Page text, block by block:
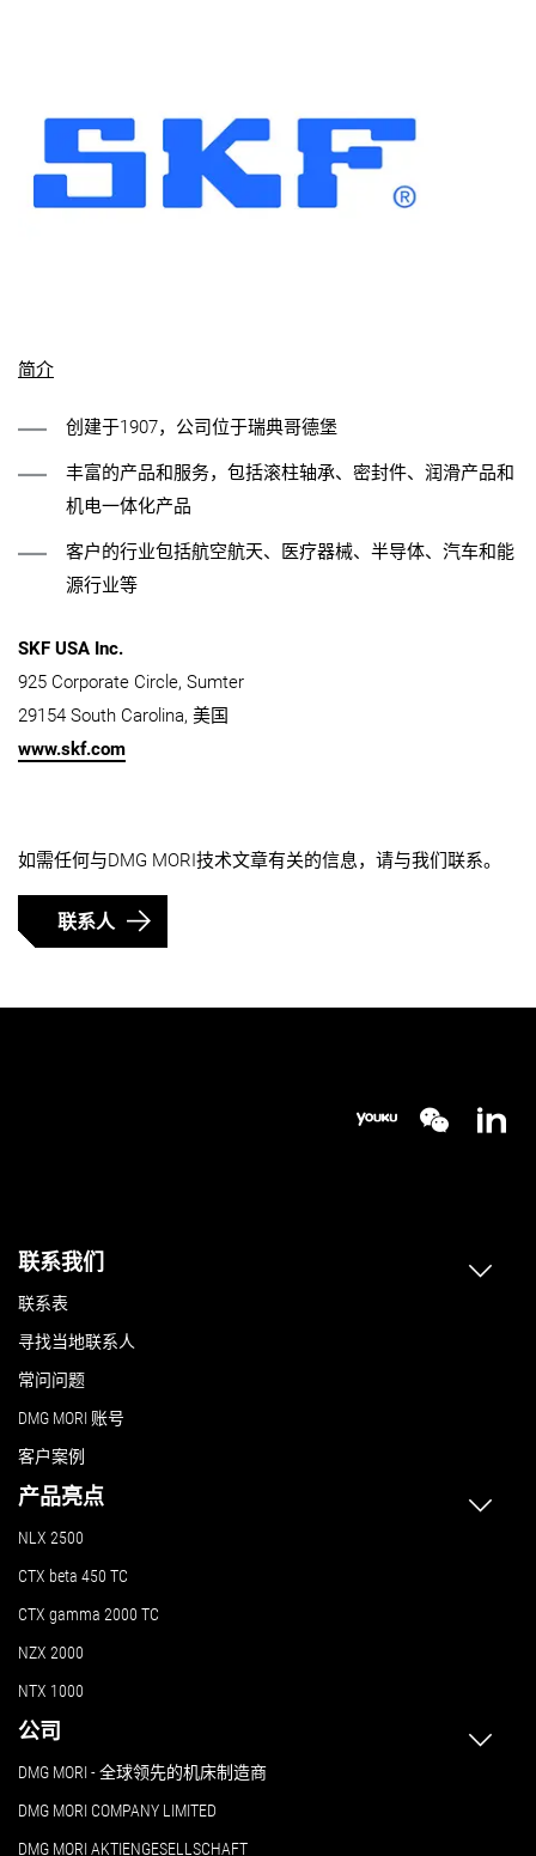
简介
创建于1907，公司位于瑞典哥德堡
丰富的产品和服务，包括滚柱轴承、密封件、润滑产品和
机电一体化产品
客户的行业包括航空航天、医疗器械、半导体、汽车和能
源行业等
SKF USA Inc.
925 Corporate Circle, Sumter
29154 South Carolina, 美国
www.skf.com
如需任何与DMG MORI技术文章有关的信息，请与我们联系。
联系人
联系我们
联系表
寻找当地联系人
常问问题
DMG MORI 账号
客户案例
产品亮点
NLX 2500
CTX beta 450 TC
CTX gamma 2000 TC
NZX 2000
NTX 1000
公司
DMG MORI - 全球领先的机床制造商
DMG MORI COMPANY LIMITED
DMG MORI AKTIENGESELLSCHAFT